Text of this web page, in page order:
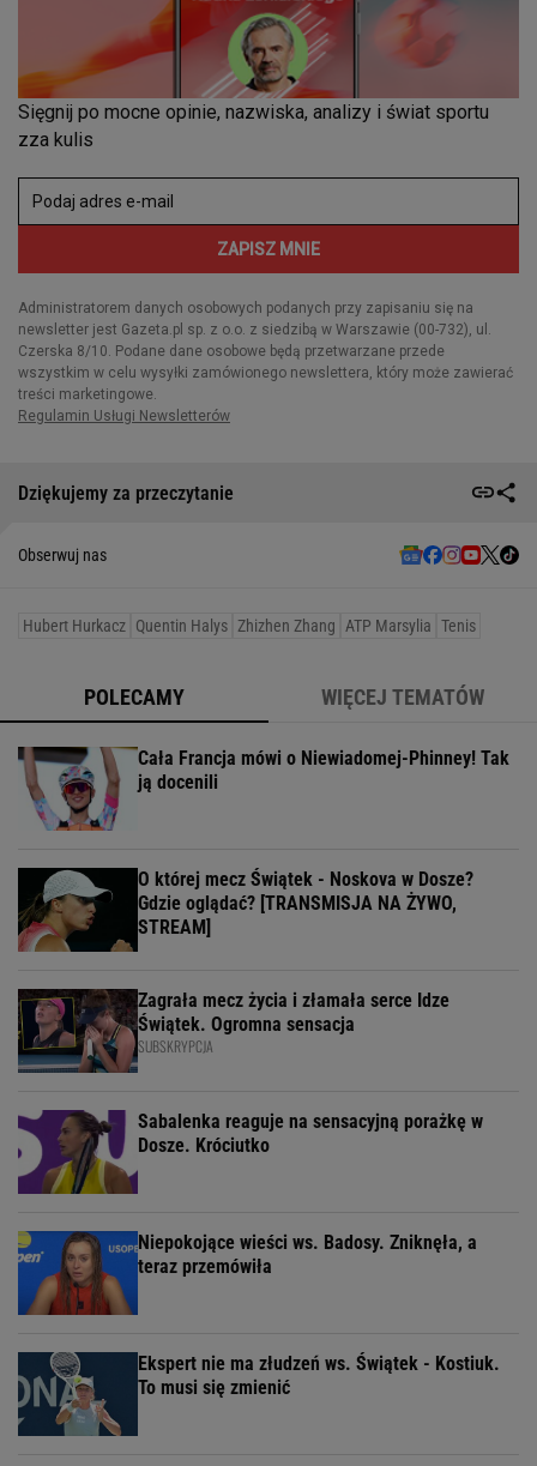
Dziękujemy za przeczytanie
Obserwuj nas
Hubert Hurkacz Quentin Halys Zhizhen Zhang ATP Marsylia Tenis
POLECAMY WIĘCEJ TEMATÓW
Cała Francja mówi o Niewiadomej-Phinney! Tak
ją docenili
O której mecz Świątek - Noskova w Dosze?
Gdzie oglądać? [TRANSMISJA NA ŻYWO,
STREAM]
Zagrała mecz życia i złamała serce Idze
Świątek. Ogromna sensacja
SUBSKRYPCJA
Sabalenka reaguje na sensacyjną porażkę w
Dosze. Króciutko
Niepokojące wieści ws. Badosy. Zniknęła, a
teraz przemówiła
Ekspert nie ma złudzeń ws. Świątek - Kostiuk.
To musi się zmienić